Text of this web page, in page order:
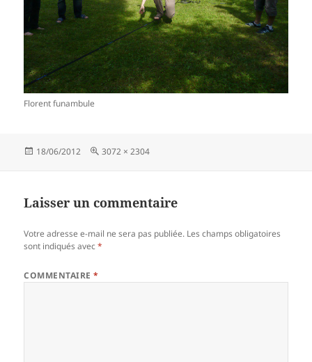
Florent funambule
Publié
18/06/2012
Taille
3072 × 2304
Laisser un commentaire
Votre adresse e-mail ne sera pas publiée. Les champs obligatoires
sont indiqués avec*
COMMENTAIRE*